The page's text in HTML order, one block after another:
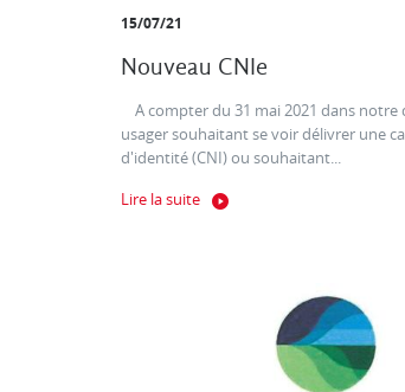
15/07/21
Nouveau CNIe
A compter du 31 mai 2021 dans
usager souhaitant se voir délivrer une
d'identité (CNI) ou souhaitant...
Lire la suite